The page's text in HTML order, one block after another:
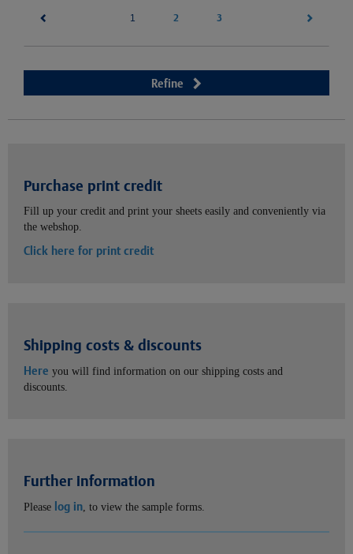
1 2 3
Refine
Purchase print credit
Fill up your credit and print your sheets easily and conveniently via
the webshop.
Click here for print credit
Shipping costs & discounts
Here you will find information on our shipping costs and
discounts.
Further information
Please log in, to view the sample forms.